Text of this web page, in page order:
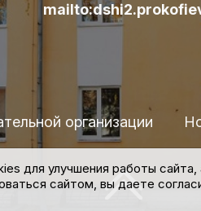
для улучшения работы сайта,
сайтом, вы даете
организации